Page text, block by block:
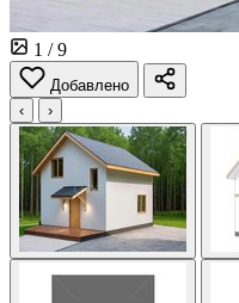
1 / 9
Добавлено
‹
›